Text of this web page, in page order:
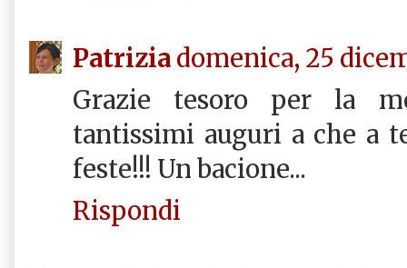
Patrizia domenica, 25
Grazie tesoro per la
tantissimi auguri a che a
feste!!! Un bacione...
Rispondi